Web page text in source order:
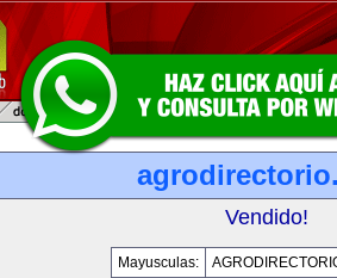
Vendido!
Mayusculas: